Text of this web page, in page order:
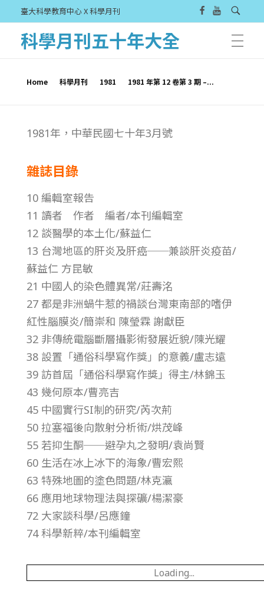
臺大科學教育中心 X 科學月刊
科學月刊五十年大全
Home 科學月刊 1981 1981 年第 12 卷第 3 期 –...
1
8
1
年
第
1
2
卷
第
3
期
–
總
號
1981年，中華民國七十年3月號
雜誌目錄
10 編輯室報告
11 讀者 作者 編者/本刊編輯室
12 談醫學的本土化/蘇益仁
13 台灣地區的肝炎及肝癌──兼談肝炎疫苗/
蘇益仁 方昆敏
21 中國人的染色體異常/莊壽洺
27 都是非洲蝸牛惹的禍談台灣東南部的嗜伊
紅性腦膜炎/簡崇和 陳瑩霖 謝獻臣
32 非傳統電腦斷層攝影術發展近貌/陳光耀
38 設置「通俗科學寫作獎」的意義/盧志遠
39 訪首屆「通俗科學寫作獎」得主/林錦玉
43 幾何原本/曹亮吉
45 中國實行SI制的研究/芮次荊
50 拉塞福後向散射分析術/烘茂峰
55 若抑生酮──避孕丸之發明/袁尚賢
60 生活在冰上冰下的海象/曹宏熙
63 特殊地圖的塗色問題/林克瀛
66 應用地球物理法與探礦/楊潔豪
72 大家談科學/呂應鐘
74 科學新粹/本刊編輯室
Loading...